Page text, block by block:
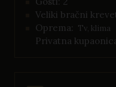
Veliki bračni
Oprema: Tv, klima
Privatna